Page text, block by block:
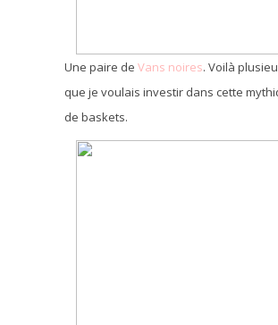
Une paire de Vans noires. Voilà
que je voulais investir dans cette
de baskets.